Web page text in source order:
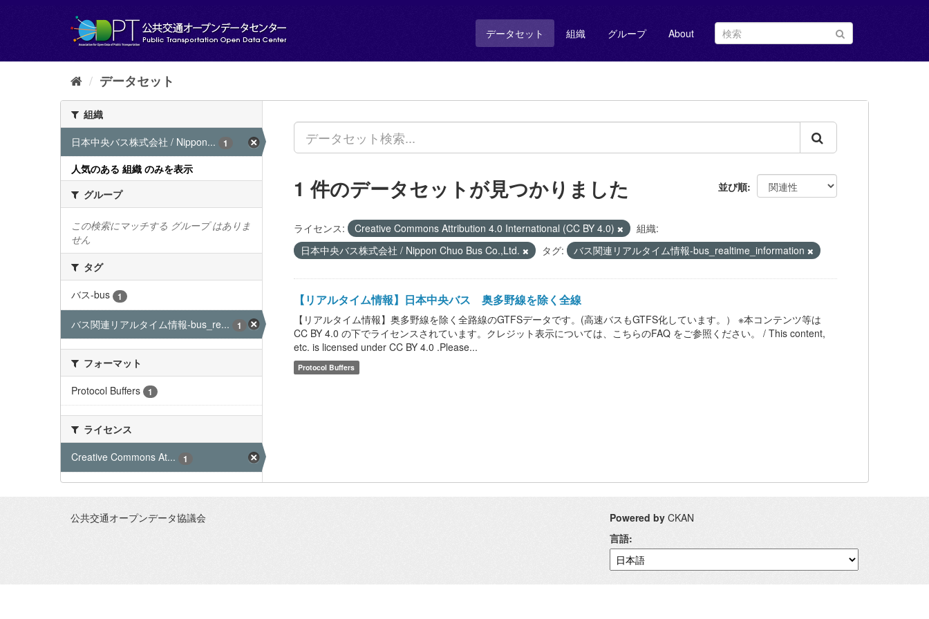
し
データセット 組織 グループ About
データセット
組織
日本中央バス株式会社 / Nippon...
1
人気のある 組織 のみを表示
グループ
この検索にマッチする グループ はありま
せん
タグ
バス-bus
1
バス関連リアルタイム情報-bus_re... 1
フォーマット
Protocol Buffers
1
ライセンス
Creative Commons At...
1
並び順
1 件のデータセットが見つかりました
ライセンス: Creative Commons Attribution 4.0 International (CC BY 4.0)
組織:
日本中央バス株式会社 / Nippon Chuo Bus Co.,Ltd.
タグ: バス関連リアルタイム情報-bus_realtime_information
【リアルタイム情報】日本中央バス 奥多野線を除く全線
【リアルタイム情報】奥多野線を除く全路線のGTFSデータです。(高速バスもGTFS化しています。） ※本コンテンツ等は
CC BY 4.0 の下でライセンスされています。クレジット表示については、こちらのFAQ をご参照ください。 / This content,
etc. is licensed under CC BY 4.0 .Please...
Protocol Buffers
公共交通オープンデータ協議会 Powered by CKAN
言語